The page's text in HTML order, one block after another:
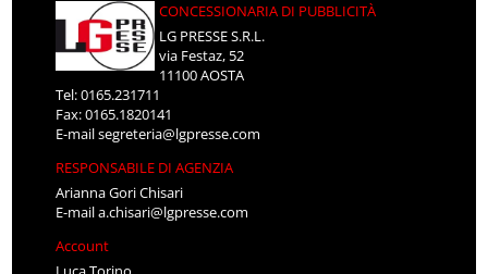
CONCESSIONARIA DI PUBBLICITÀ
LG PRESSE S.R.L.
via Festaz, 52
11100 AOSTA
Tel: 0165.231711
Fax: 0165.1820141
E-mailsegreteria@lgpresse.com
RESPONSABILE DI AGENZIA
Arianna Gori Chisari
E-maila.chisari@lgpresse.com
Account